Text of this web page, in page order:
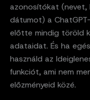
azonosítókat (nevet,
dátumot) a
előtte mindig töröld
adataidat. És ha
használd az
funkciót, ami nem
előzményeid közé.